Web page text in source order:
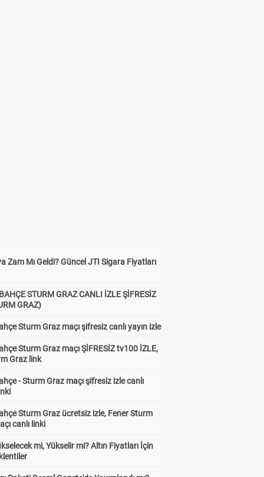
Zam Mı Geldi? Güncel JTI Sigara Fiyatları
STURM GRAZ CANLI İZLE ŞİFRESİZ
GRAZ)
Sturm Graz maçı şifresiz canlı yayın izle
Sturm Graz maçı ŞİFRESİZ tv100 İZLE,
Graz link
- Sturm Graz maçı şifresiz izle canlı
Sturm Graz ücretsiz izle, Fener Sturm
canlı linki
mi, Yükselir mi? Altın Fiyatları İçin